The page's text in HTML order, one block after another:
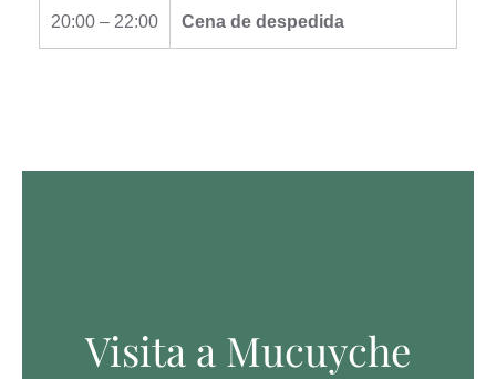
20:00 – 22:00 Cena de despedida
Visita a Mucuyche